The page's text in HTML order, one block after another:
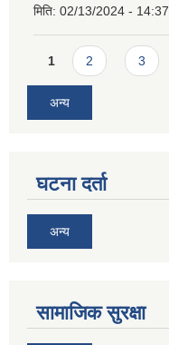
मिति: 02/13/2024 - 14:37
Pages
1 2 3
अन्य
घटना दर्ता
अन्य
सामाजिक सुरक्षा